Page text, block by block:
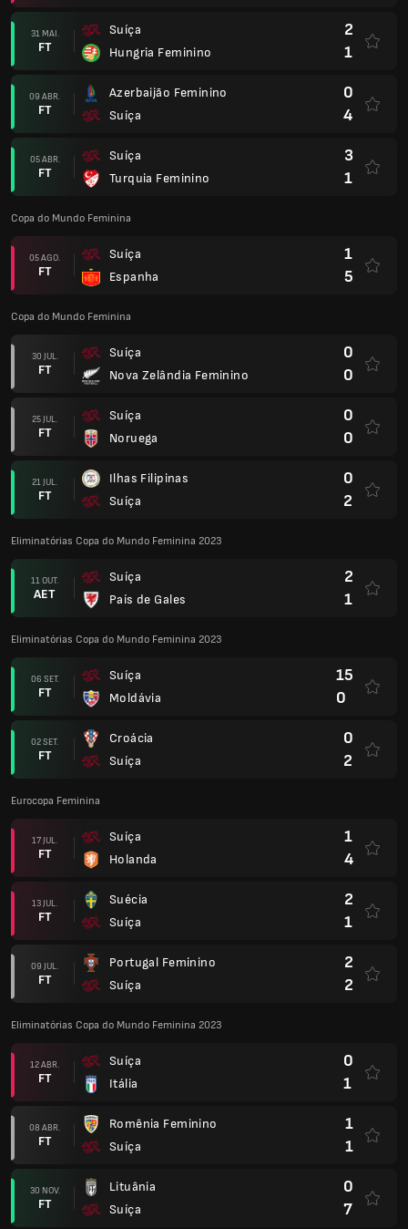
31 MAI.
FT
Suíça
Hungria Feminino
2
1
09 ABR.
FT
Azerbaijão Feminino
Suíça
0
4
05 ABR.
FT
Suíça
Turquia Feminino
3
1
Copa do Mundo Feminina
05 AGO.
FT
Suíça
Espanha
1
5
Copa do Mundo Feminina
30 JUL.
FT
Suíça
Nova Zelândia Feminino
0
0
25 JUL.
FT
Suíça
Noruega
0
0
21 JUL.
FT
Ilhas Filipinas
Suíça
0
2
Eliminatórias Copa do Mundo Feminina 2023
11 OUT.
AET
Suíça
País de Gales
2
1
Eliminatórias Copa do Mundo Feminina 2023
06 SET.
FT
Suíça
Moldávia
15
0
02 SET.
FT
Croácia
Suíça
0
2
Eurocopa Feminina
17 JUL.
FT
Suíça
Holanda
1
4
13 JUL.
FT
Suécia
Suíça
2
1
09 JUL.
FT
Portugal Feminino
Suíça
2
2
Eliminatórias Copa do Mundo Feminina 2023
12 ABR.
FT
Suíça
Itália
0
1
08 ABR.
FT
Romênia Feminino
Suíça
1
1
30 NOV.
FT
Lituânia
Suíça
0
7